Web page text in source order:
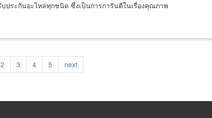
ประกันอะไหล่ทุกชนิด ซึ่งเป็นการการันตีในเรื่องคุณภาพ
Page
2 Page
3 Page
4 Page
5
Next
page
next